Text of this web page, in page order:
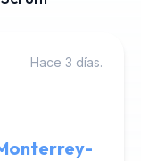
Hace 3 días.